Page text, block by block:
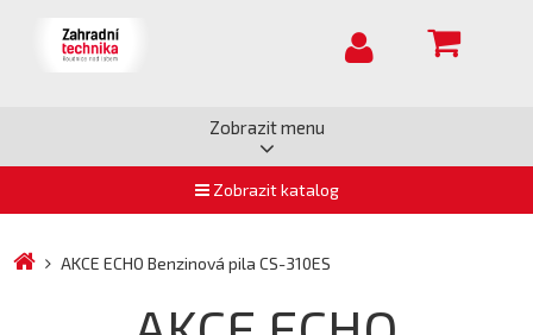
Zobrazit menu
Zobrazit katalog
AKCE ECHO Benzinová pila CS-310ES